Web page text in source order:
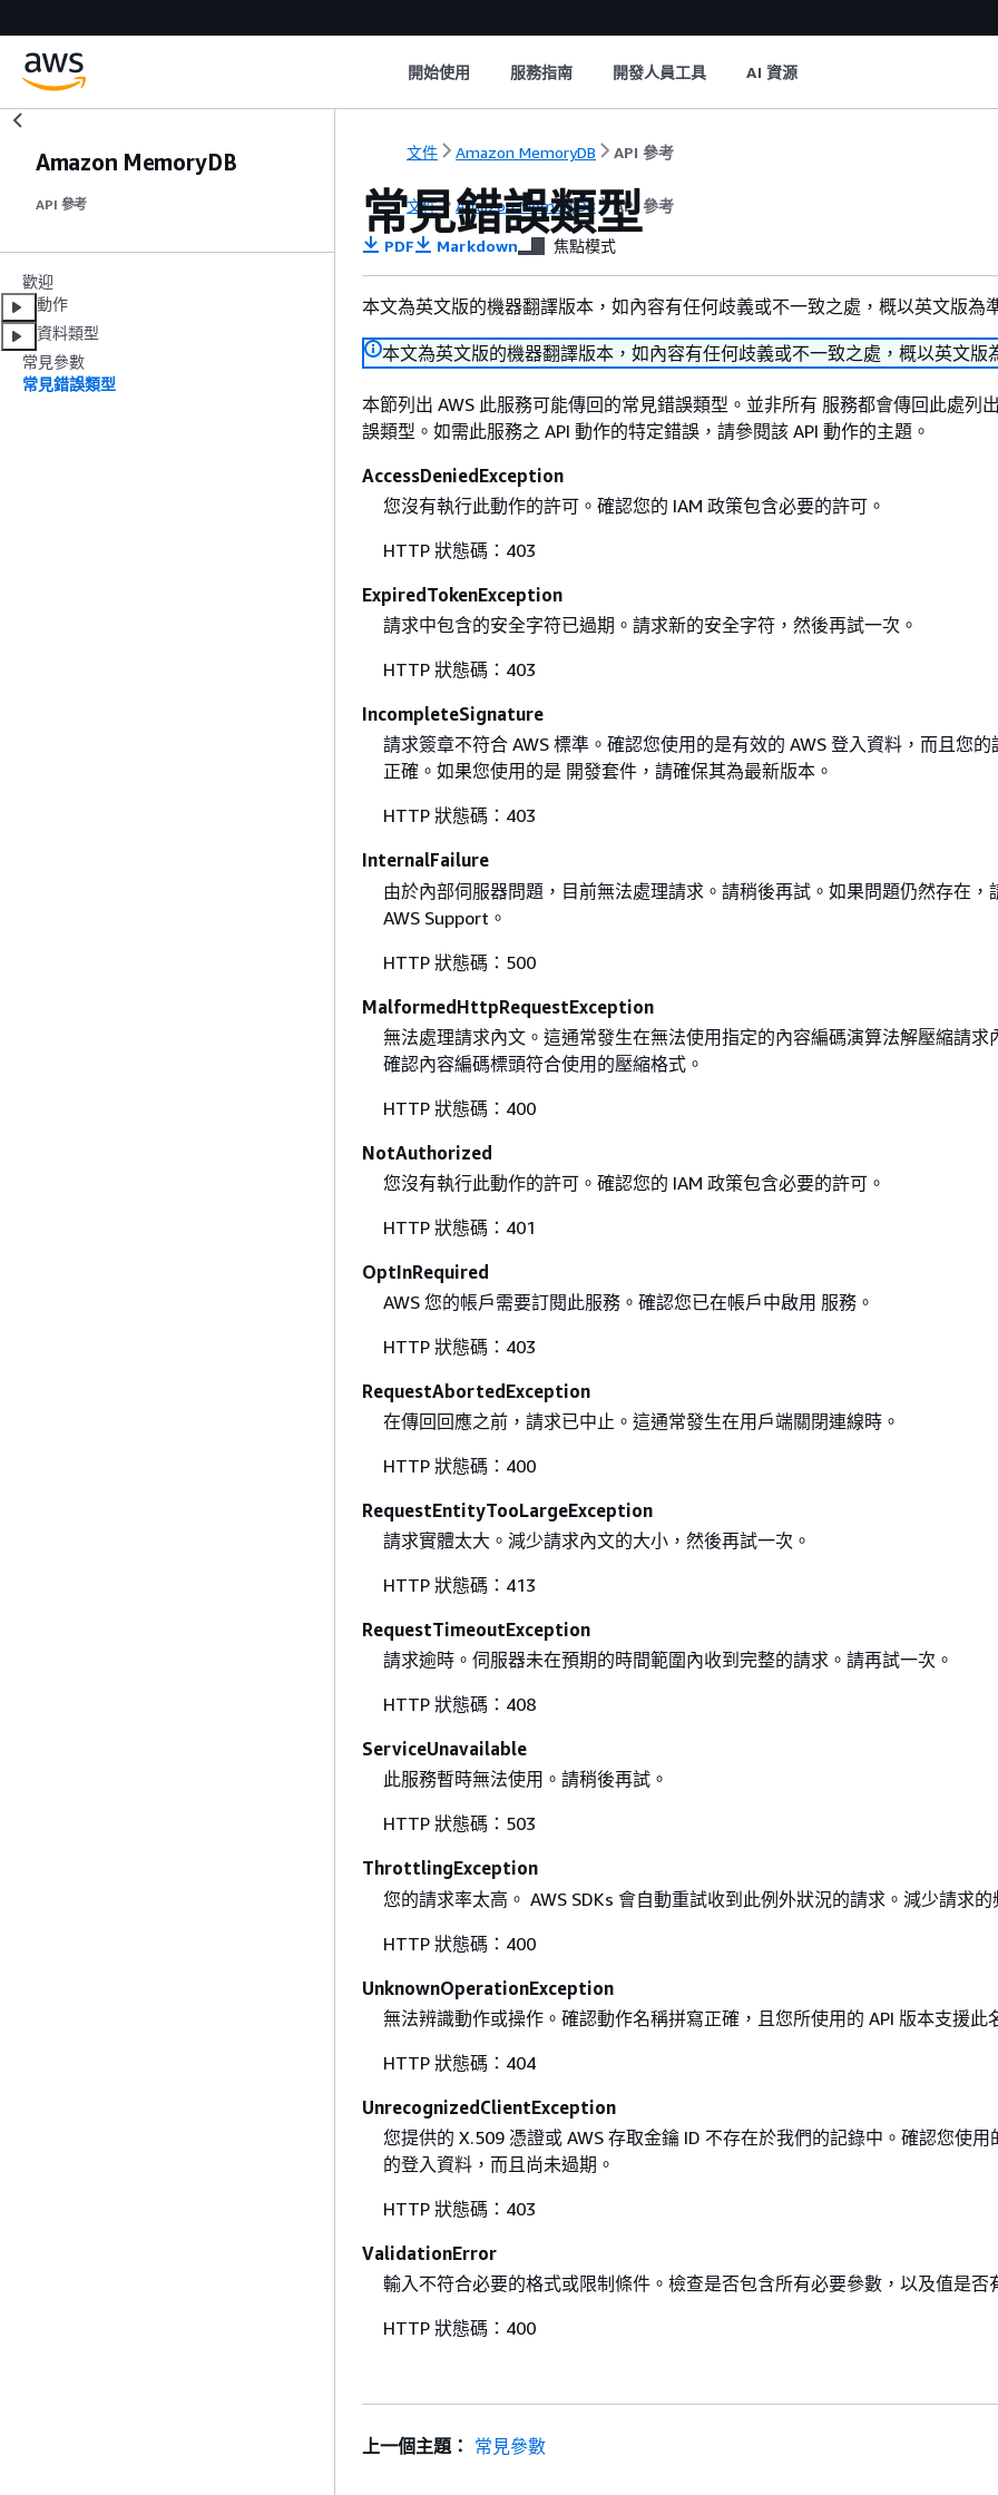
開始使用 服務指南 開發人員工具 AI 資源
Amazon MemoryDB
API 參考
歡迎
動作
資料類型
常見參數
常見錯誤類型
文件 Amazon MemoryDB API 參考
文件 Amazon MemoryDB API 參考
常見錯誤類型
PDF Markdown 焦點模式
本文為英文版的機器翻譯版本，如內容有任何歧義或不一致之處，概以英文版為
本文為英文版的機器翻譯版本，如內容有任何歧義或不一致之處，概以英文版
本節列出 AWS 此服務可能傳回的常見錯誤類型。並非所有 服務都會傳回此處列
誤類型。如需此服務之 API 動作的特定錯誤，請參閱該 API 動作的主題。
AccessDeniedException
您沒有執行此動作的許可。確認您的 IAM 政策包含必要的許可。
HTTP 狀態碼：403
ExpiredTokenException
請求中包含的安全字符已過期。請求新的安全字符，然後再試一次。
HTTP 狀態碼：403
IncompleteSignature
請求簽章不符合 AWS 標準。確認您使用的是有效的 AWS 登入資料，而且您的
正確。如果您使用的是 開發套件，請確保其為最新版本。
HTTP 狀態碼：403
InternalFailure
由於內部伺服器問題，目前無法處理請求。請稍後再試。如果問題仍然存在，
AWS Support。
HTTP 狀態碼：500
MalformedHttpRequestException
無法處理請求內文。這通常發生在無法使用指定的內容編碼演算法解壓縮請求
確認內容編碼標頭符合使用的壓縮格式。
HTTP 狀態碼：400
NotAuthorized
您沒有執行此動作的許可。確認您的 IAM 政策包含必要的許可。
HTTP 狀態碼：401
OptInRequired
AWS 您的帳戶需要訂閱此服務。確認您已在帳戶中啟用 服務。
HTTP 狀態碼：403
RequestAbortedException
在傳回回應之前，請求已中止。這通常發生在用戶端關閉連線時。
HTTP 狀態碼：400
RequestEntityTooLargeException
請求實體太大。減少請求內文的大小，然後再試一次。
HTTP 狀態碼：413
RequestTimeoutException
請求逾時。伺服器未在預期的時間範圍內收到完整的請求。請再試一次。
HTTP 狀態碼：408
ServiceUnavailable
此服務暫時無法使用。請稍後再試。
HTTP 狀態碼：503
ThrottlingException
您的請求率太高。 AWS SDKs 會自動重試收到此例外狀況的請求。減少請求的
HTTP 狀態碼：400
UnknownOperationException
無法辨識動作或操作。確認動作名稱拼寫正確，且您所使用的 API 版本支援此
HTTP 狀態碼：404
UnrecognizedClientException
您提供的 X.509 憑證或 AWS 存取金鑰 ID 不存在於我們的記錄中。確認您使用
的登入資料，而且尚未過期。
HTTP 狀態碼：403
ValidationError
輸入不符合必要的格式或限制條件。檢查是否包含所有必要參數，以及值是否
HTTP 狀態碼：400
上一個主題： 常見參數